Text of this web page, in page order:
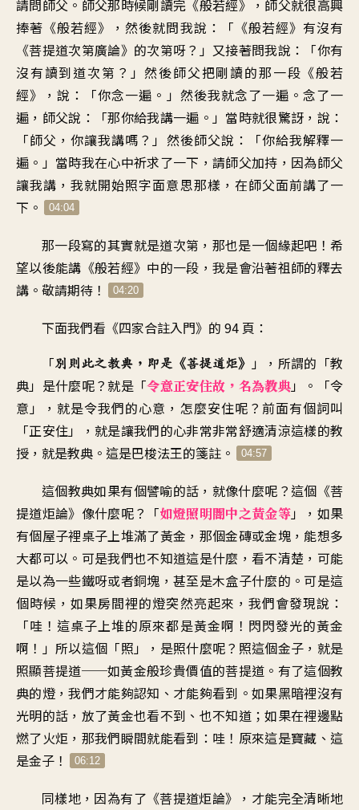
請問師父 。 師父那時候剛讀完《般若經》， 師父就很高興
捧著《般若經》，然後就問我說 ：「《般若經》有沒有
《菩提道次第廣論》的次第呀？」 又接著問我說 ：「你有
沒有讀到道次第 ？」然後師父把剛讀的那一段《般若
經》，說 ：「你念一遍 。」 然後我就念了一遍 。 念了一
遍，師父說 ：「那你給我講一遍 。」 當時就很驚訝，說 ：
「師父，你讓我講嗎 ？」 然後師父說：「你給我解釋一
遍 。」 當時我在心中祈求了一下 ，請師父加持 ， 因為師父
讓我講 ，我就開始照字面意思那樣 ， 在師父面前講了一
下 。 04:04
那一段寫的其實就是道次第 ， 那也是一個緣起吧 ！希
望以後能講《般若經》中的一段 ，我是會沿著祖師的釋去
講 。 敬請期待 ！ 04:20
下面我們看 《四家合註入門》的 94 頁 ：
「別則此之教典 ， 即是《菩提道炬》 」， 所謂的「教
典」是什麼呢？就是「令意正安住故 ， 名為教典」。「令
意」，就是令我們的心意 ， 怎麼安住呢 ？ 前面有個詞叫
「正安住」，就是讓我們的心非常非常舒適清涼這樣的教
授 ， 就是教典 。 這是巴梭法王的箋註 。 04:57
這個教典如果有個譬喻的話 ， 就像什麼呢 ？ 這個《菩
提道炬論》像什麼呢？「如燈照明闇中之黃金等」， 如果
有個屋子裡桌子上堆滿了黃金 ， 那個金磚或金塊 ， 能想多
大都可以 。 可是我們也不知道這是什麼 ，看不清楚 ， 可能
是以為一些鐵呀或者銅塊 ，甚至是木盒子什麼的 。 可是這
個時候 ，如果房間裡的燈突然亮起來 ， 我們會發現說：
「哇 ！ 這桌子上堆的原來都是黃金啊 ！ 閃閃發光的黃金
啊 ！」所以這個「照」， 是照什麼呢？照這個金子 ， 就是
照顯菩提道──如黃金般珍貴價值的菩提道 。 有了這個教
典的燈 ，我們才能夠認知 、 才能夠看到 。如果黑暗裡沒有
光明的話 ， 放了黃金也看不到、也不知道 ；如果在裡邊點
燃了火炬 ， 那我們瞬間就能看到：哇 ！ 原來這是寶藏、這
是金子 ！ 06:12
同樣地 ， 因為有了《菩提道炬論》， 才能完全清晰地